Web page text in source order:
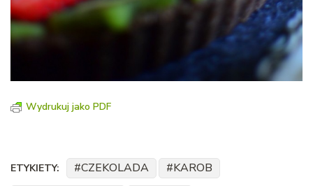
Wydrukuj jako PDF
ETYKIETY: CZEKOLADA
KAROB